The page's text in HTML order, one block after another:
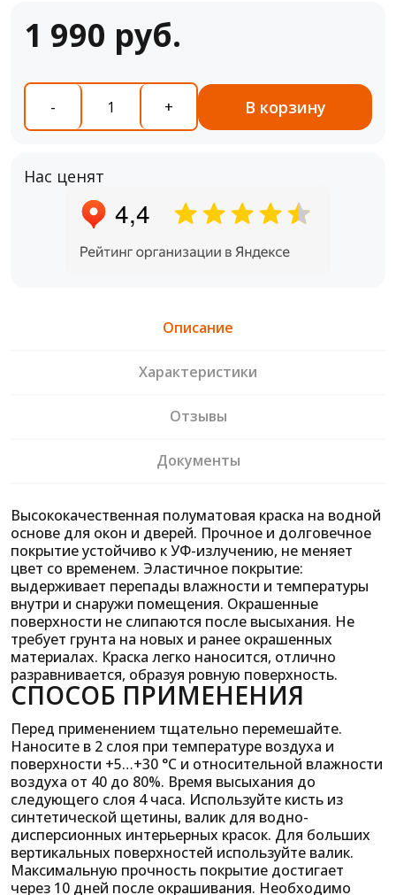
1 990 руб.
- + В корзину
Нас ценят
Описание
Характеристики
Отзывы
Документы
Высококачественная полуматовая краска на водной
основе для окон и дверей. Прочное и долговечное
покрытие устойчиво к УФ-излучению, не меняет
цвет со временем. Эластичное покрытие:
выдерживает перепады влажности и температуры
внутри и снаружи помещения. Окрашенные
поверхности не слипаются после высыхания. Не
требует грунта на новых и ранее окрашенных
материалах. Краска легко наносится, отлично
разравнивается, образуя ровную поверхность.
СПОСОБ ПРИМЕНЕНИЯ
Перед применением тщательно перемешайте.
Наносите в 2 слоя при температуре воздуха и
поверхности +5…+30 °С и относительной влажности
воздуха от 40 до 80%. Время высыхания до
следующего слоя 4 часа. Используйте кисть из
синтетической щетины, валик для водно-
дисперсионных интерьерных красок. Для больших
вертикальных поверхностей используйте валик.
Максимальную прочность покрытие достигает
через 10 дней после окрашивания. Необходимо